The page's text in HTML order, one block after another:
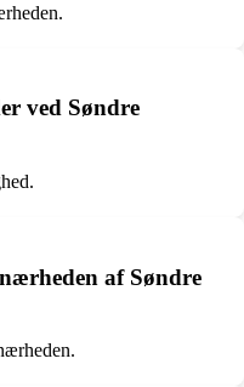
ved Søndre
af Søndre